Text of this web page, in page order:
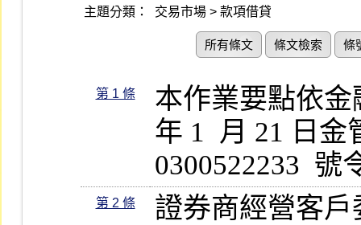
主題分類： 交易市場 > 款項借貸
所有條文 條文檢索 條
第 1 條
本作業要點依
年 1  月 21 日金
0300522233  號
第 2 條
證券商經營客